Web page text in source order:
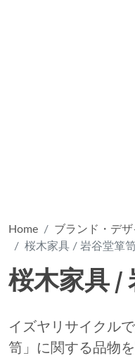
Home
ブランド・デ
桜木家具 / 岩谷堂箪笥
桜木家具 /
イズヤリサイクル
笥」に関する品物